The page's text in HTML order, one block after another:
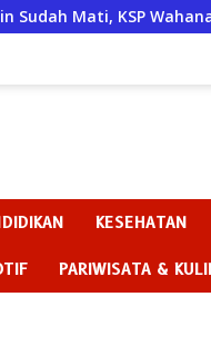
Mulya Madiun Kini
KESEHATAN
PARIWISATA &